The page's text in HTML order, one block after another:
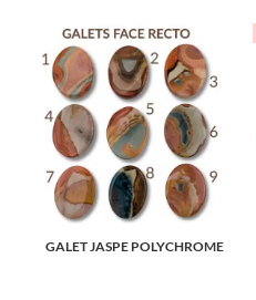
GALET JASPE POLYCHROME